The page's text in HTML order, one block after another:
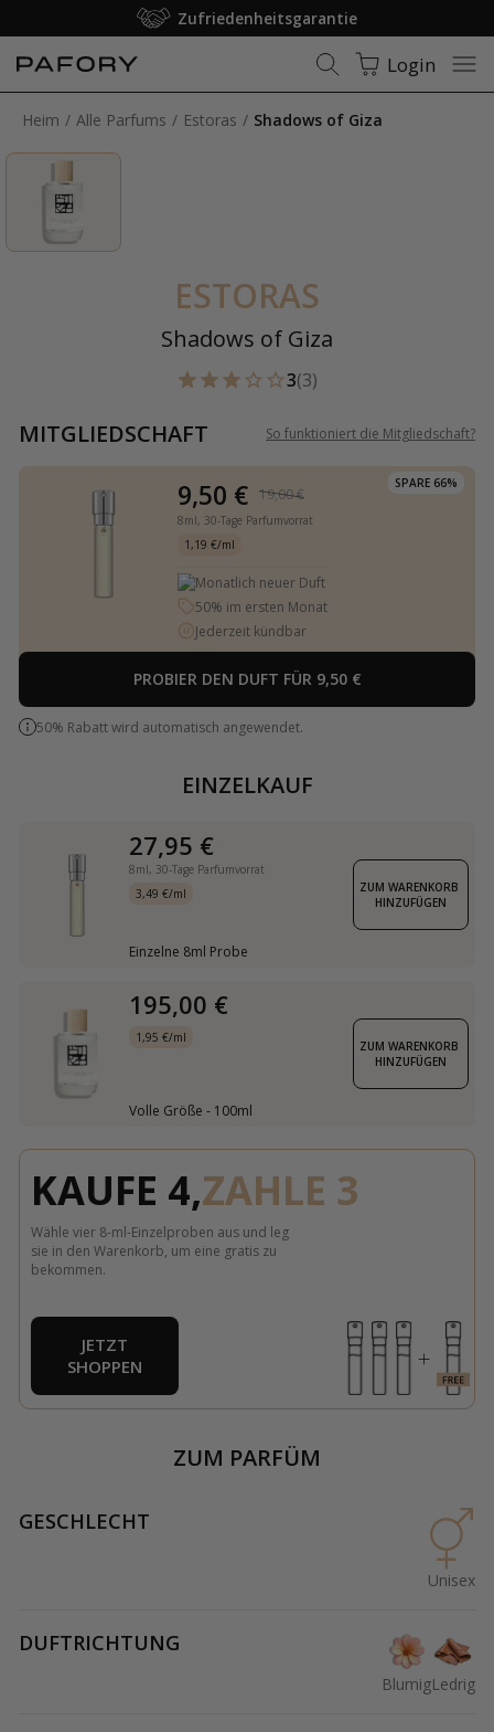
Zufriedenheitsgarantie
Login
Heim Alle Parfums Estoras Shadows of Giza
ESTORAS
Shadows of Giza
3(3)
MITGLIEDSCHAFT So funktioniert die Mitgliedschaft?
SPARE 66%
9,50 € 19,00 €
8ml, 30-Tage Parfumvorrat
1,19 €/ml
Monatlich neuer Duft
50% im ersten Monat
Jederzeit kündbar
PROBIER DEN DUFT FÜR 9,50 €
50% Rabatt wird automatisch angewendet.
EINZELKAUF
27,95 €
8ml, 30-Tage Parfumvorrat
3,49 €/ml
Einzelne 8ml Probe
ZUM WARENKORB
HINZUFÜGEN
195,00 €
1,95 €/ml
Volle Größe - 100ml
ZUM WARENKORB
HINZUFÜGEN
KAUFE 4,ZAHLE 3
Wähle vier 8-ml-Einzelproben aus und leg
sie in den Warenkorb, um eine gratis zu
bekommen.
JETZT
SHOPPEN
ZUM PARFÜM
GESCHLECHT
Unisex
DUFTRICHTUNG
BlumigLedrig